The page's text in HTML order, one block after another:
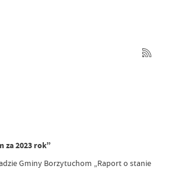
za 2023 rok”
Gminy Borzytuchom „Raport o stanie